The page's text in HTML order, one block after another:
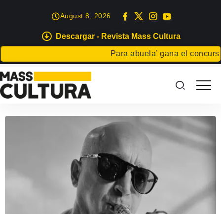
Descargar - Revista Mass Cultura
Para abuela’ gana el concurso
August 8, 2026